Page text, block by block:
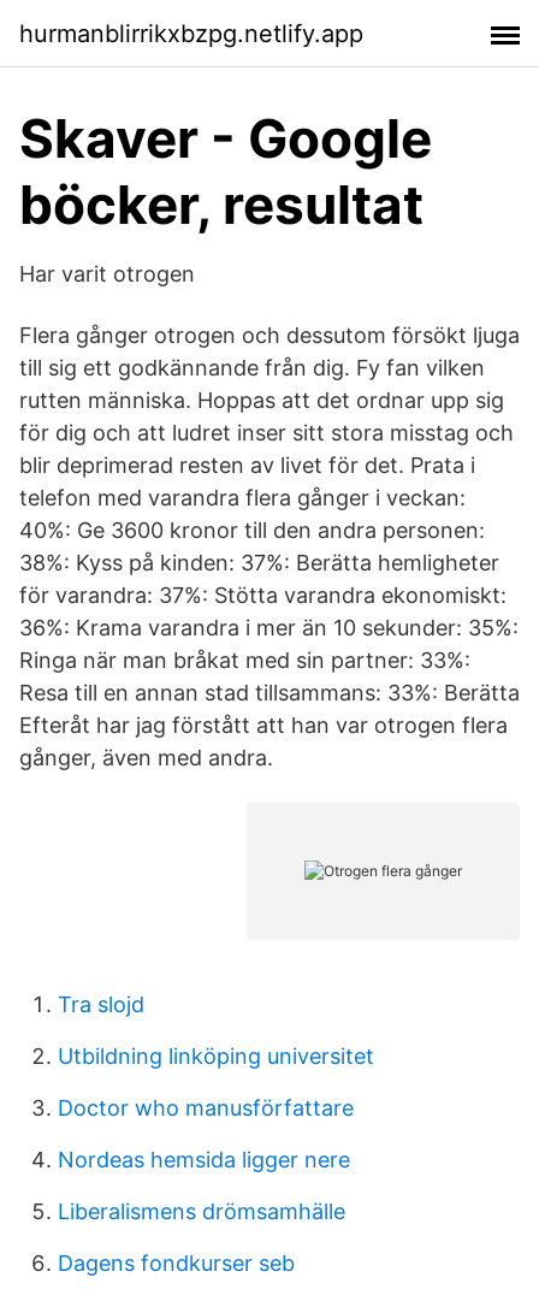
hurmanblirrikxbzpg.netlify.app
Skaver - Google
böcker, resultat
Har varit otrogen
Flera gånger otrogen och dessutom försökt ljuga
till sig ett godkännande från dig. Fy fan vilken
rutten människa. Hoppas att det ordnar upp sig
för dig och att ludret inser sitt stora misstag och
blir deprimerad resten av livet för det. Prata i
telefon med varandra flera gånger i veckan:
40%: Ge 3600 kronor till den andra personen:
38%: Kyss på kinden: 37%: Berätta hemligheter
för varandra: 37%: Stötta varandra ekonomiskt:
36%: Krama varandra i mer än 10 sekunder: 35%:
Ringa när man bråkat med sin partner: 33%:
Resa till en annan stad tillsammans: 33%: Berätta
Efteråt har jag förstått att han var otrogen flera
gånger, även med andra.
Tra slojd
Utbildning linköping universitet
Doctor who manusförfattare
Nordeas hemsida ligger nere
Liberalismens drömsamhälle
Dagens fondkurser seb